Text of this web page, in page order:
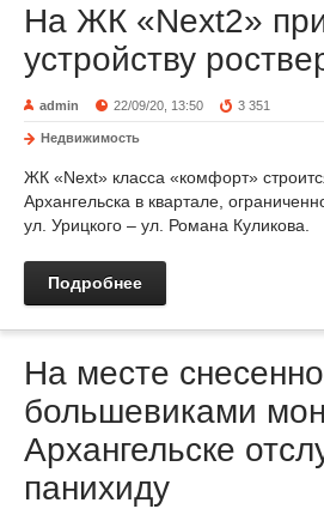
На ЖК «Next2»
устройству
admin 22/09/20, 13:50 3 351
Недвижимость
ЖК «Next» класса «комфорт»
Архангельска в квартале,
ул. Урицкого – ул. Романа Куликова.
Подробнее
На месте
большевиками
Архангельске
панихиду